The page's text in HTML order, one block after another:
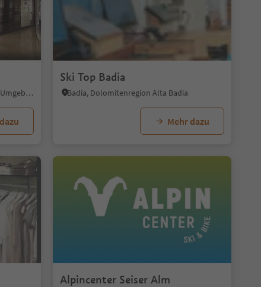
Bozen Zentrum, Bozen, Bozen und Umgebung
Ski Top Badia
Badia, Dolomitenregion Alta Badia
Mehr dazu
Alpincenter Seiser Alm